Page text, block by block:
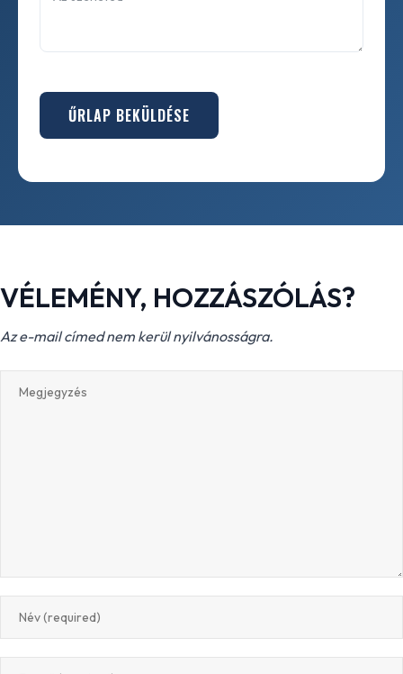
ŰRLAP BEKÜLDÉSE
VÉLEMÉNY, HOZZÁSZÓLÁS?
Az e-mail címed nem kerül nyilvánosságra.